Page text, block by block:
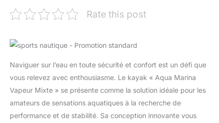
Rate this post
Naviguer sur l’eau en toute sécurité et confort est un défi que
vous relevez avec enthousiasme. Le kayak « Aqua Marina
Vapeur Mixte » se présente comme la solution idéale pour les
amateurs de sensations aquatiques à la recherche de
performance et de stabilité. Sa conception innovante vous